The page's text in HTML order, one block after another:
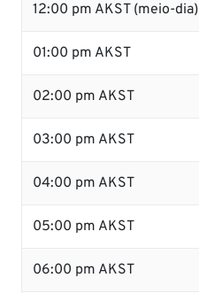
12:00 pm AKST (meio-dia)
01:00 pm AKST
02:00 pm AKST
03:00 pm AKST
04:00 pm AKST
05:00 pm AKST
06:00 pm AKST